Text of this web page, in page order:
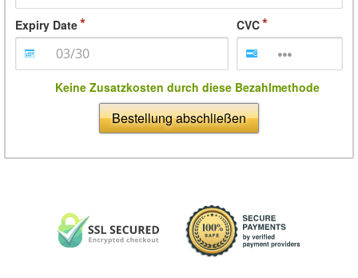
Expiry Date CVC
Keine Zusatzkosten durch diese Bezahlmethode
Bestellung abschließen